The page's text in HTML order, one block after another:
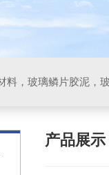
产品展示